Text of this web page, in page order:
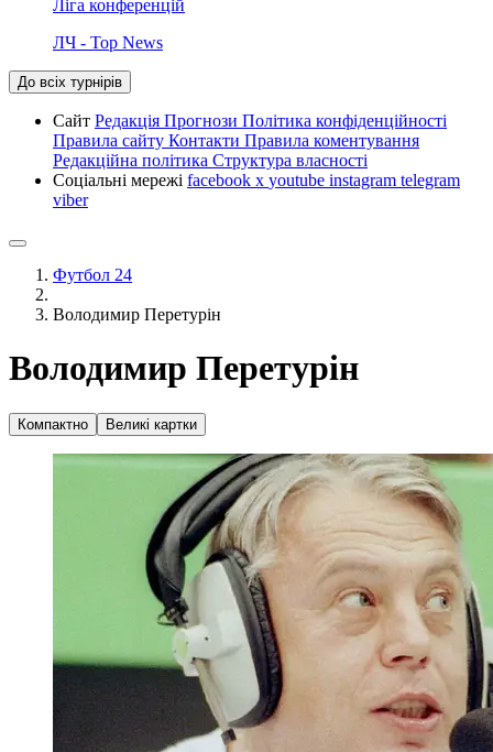
Ліга конференцій
ЛЧ - Top News
До всіх турнірів
Сайт Редакція Прогнози Політика конфіденційності
Правила сайту Контакти Правила коментування
Редакційна політика Структура власності
Соціальні мережі facebook x youtube instagram telegram
viber
Футбол 24
Володимир Перетурін
Володимир Перетурін
Компактно Великі картки